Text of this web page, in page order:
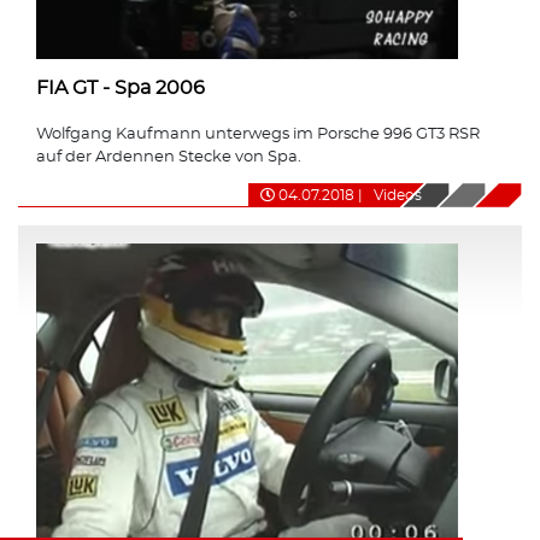
FIA GT - Spa 2006
Wolfgang Kaufmann unterwegs im Porsche 996 GT3 RSR
auf der Ardennen Stecke von Spa.
04.07.2018 Videos